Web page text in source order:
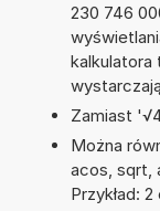
230 746
kalkulatora
Zamiast
Można
acos, sqrt,
Przykład: